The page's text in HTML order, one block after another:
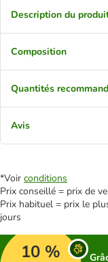
Description du
Composition
Quantités
Avis
*Voir conditions
Prix conseillé = prix de
Prix habituel = prix le
jours
10 %